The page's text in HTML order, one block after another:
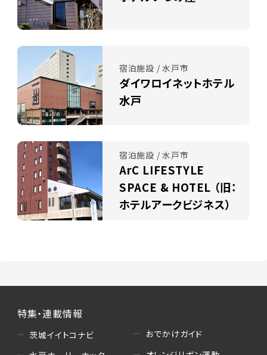
宿泊施設 / 水戸市
ダイワロイネットホテル
水戸
宿泊施設 / 水戸市
ArC LIFESTYLE
SPACE & HOTEL （旧：
ホテルアークビジネス）
特集・連載情報
茨城イイトコナビ
おでかけガイド